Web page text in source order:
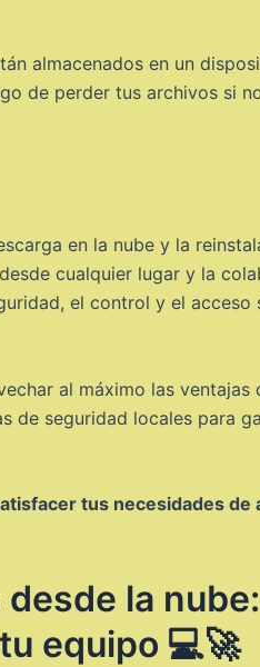
almacenados en un
de perder tus archivos si
en la nube y la
cualquier lugar y la
el control y el acceso
al máximo las ventajas
de seguridad locales para
tus necesidades de
la
equipo 💻🚀